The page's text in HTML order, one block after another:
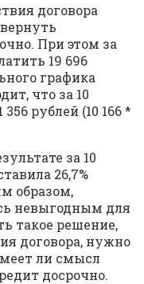
договора
При этом за
19 696
графика
что за 10
рублей (10 166 *
за 10
26,7%
образом,
невыгодным для
такое решение,
договора, нужно
ли смысл
досрочно.